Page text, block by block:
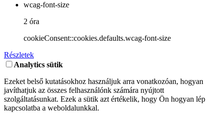
wcag-font-size
2 óra
cookieConsent::cookies.defaults.wcag-font-size
Részletek
Analytics sütik
Ezeket belső kutatásokhoz használjuk arra vonatkozóan, hogyan
javíthatjuk az összes felhasználónk számára nyújtott
szolgáltatásunkat. Ezek a sütik azt értékelik, hogy Ön hogyan lép
kapcsolatba a weboldalunkkal.